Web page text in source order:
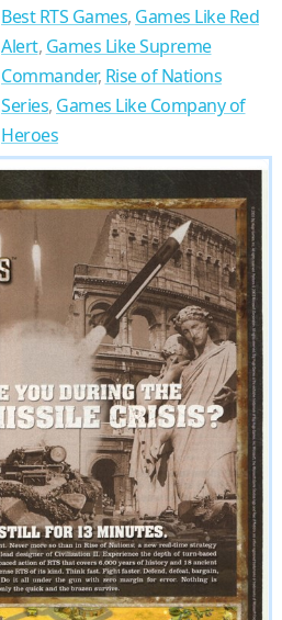
Best RTS Games, Games Like Red
Alert, Games Like Supreme
Commander, Rise of Nations
Series, Games Like Company of
Heroes